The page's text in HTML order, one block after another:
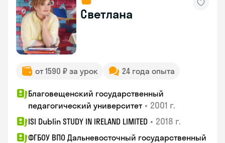
Светлана
от 1590 ₽ за урок 24 года опыта
Благовещенский государственный
педагогический университет • 2001 г.
ISI Dublin STUDY IN IRELAND LIMITED • 2018 г.
ФГБОУ ВПО Дальневосточный государственный